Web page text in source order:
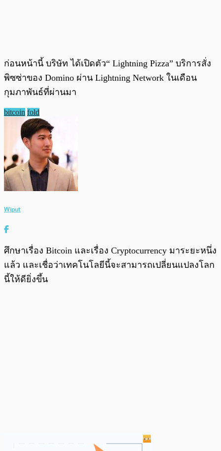
ก่อนหน้านี้ บริษัท ได้เปิดตัว“ Lightning Pizza” บริการสั่ง
พิซซ่าของ Domino ผ่าน Lightning Network ในเดือน
กุมภาพันธ์ที่ผ่านมา
bitcoin fold
Wiput
ศึกษาเรื่อง Bitcoin และเรื่อง Cryptocurrency มาระยะหนึ่ง
แล้ว และเชื่อว่าเทคโนโลยีนี้จะสามารถเปลี่ยนแปลงโลก
นี้ให้ดียิ่งขึ้น